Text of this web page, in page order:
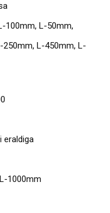
100mm, L-50mm,
250mm, L-450mm, L-
eraldiga
1000mm